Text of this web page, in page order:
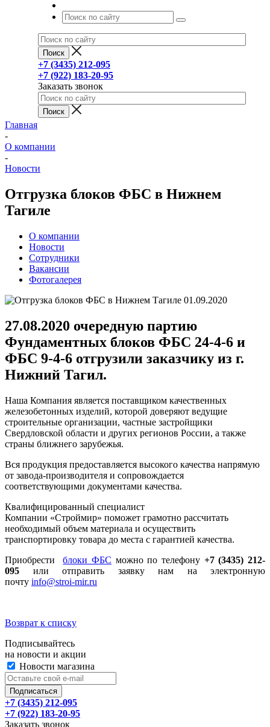
+7 (3435) 212-095
+7 (922) 183-20-95
Заказать звонок
Главная
-
О компании
-
Новости
Отгрузка блоков ФБС в Нижнем
Тагиле
О компании
Новости
Сотрудники
Вакансии
Фотогалерея
01.09.2020
27.08.2020 очередную партию
Фундаментных блоков ФБС 24-4-6 и
ФБС 9-4-6 отгрузили заказчику из г.
Нижний Тагил.
Наша Компания является поставщиком качественных
железобетонных изделий, которой доверяют ведущие
строительные организации, частные застройщики
Свердловской области и других регионов России, а также
страны ближнего зарубежья.
Вся продукция предоставляется высокого качества напрямую
от завода-производителя и сопровождается
соответствующими документами качества.
Квалифицированный специалист
Компании «Строймир» поможет грамотно рассчитать
необходимый объем материала и осуществить
транспортировку товара до места с гарантией качества.
Приобрести
блоки ФБС можно по телефону +7 (3435) 212-
095 или отправить заявку нам на электронную
почту info@stroi-mir.ru
Возврат к списку
Подписывайтесь
на новости и акции
Новости магазина
+7 (3435) 212-095
+7 (922) 183-20-95
Заказать звонок